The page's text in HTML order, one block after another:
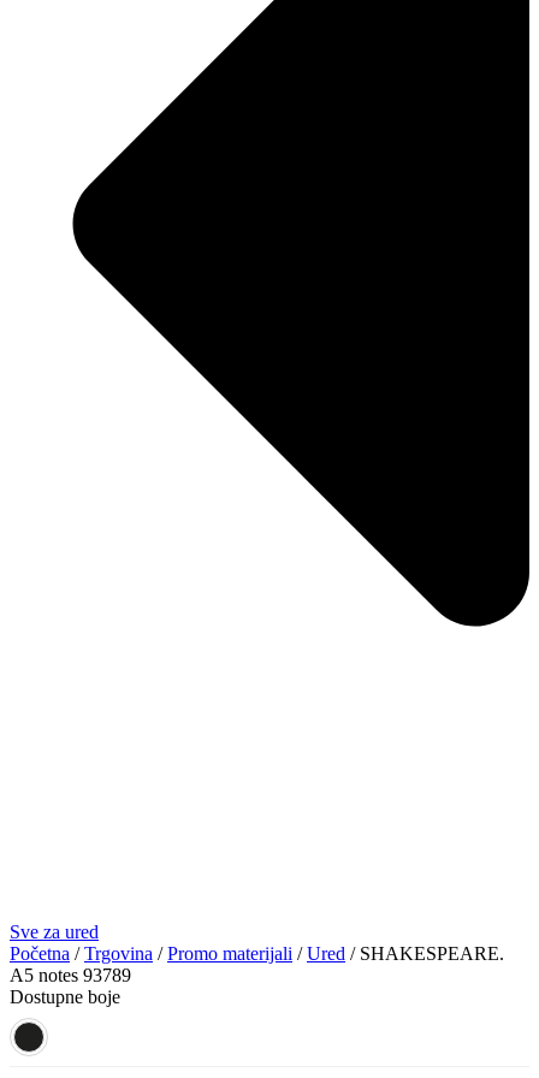
Sve za ured
Početna /Trgovina /Promo materijali /Ured / SHAKESPEARE.
A5 notes 93789
Dostupne boje